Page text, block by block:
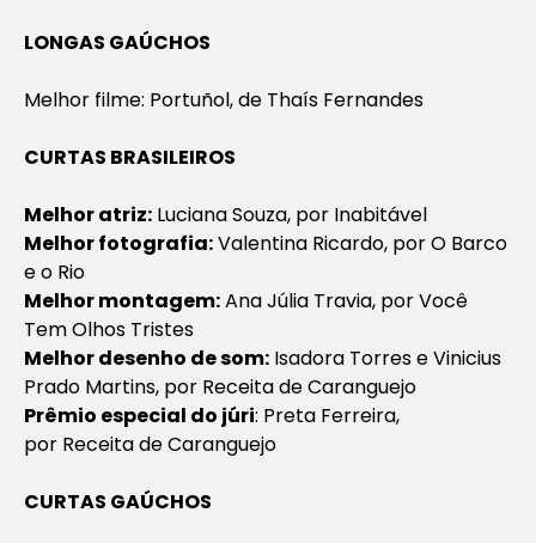
LONGAS GAÚCHOS
Melhor filme: Portuñol, de Thaís Fernandes
CURTAS BRASILEIROS
Melhor atriz: Luciana Souza, por Inabitável
Melhor fotografia:Valentina Ricardo, porO Barco
e o Rio
Melhor montagem:Ana Júlia Travia, porVocê
Tem Olhos Tristes
Melhor desenho de som: Isadora Torres e Vinicius
Prado Martins, por Receita de Caranguejo
Prêmio especial do júri: Preta Ferreira,
por Receita de Caranguejo
CURTAS GAÚCHOS